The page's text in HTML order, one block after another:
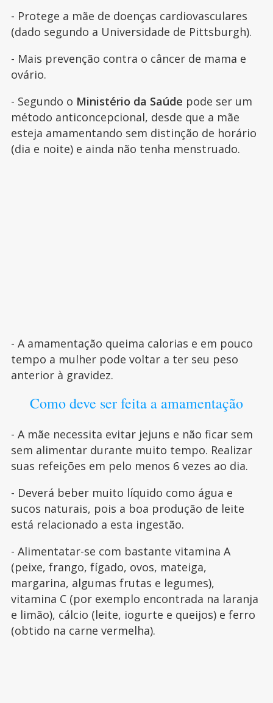
- Protege a mãe de doenças cardiovasculares
(dado segundo a Universidade de Pittsburgh).
- Mais prevenção contra o câncer de mama e
ovário.
- Segundo o Ministério da Saúde pode ser um
método anticoncepcional, desde que a mãe
esteja amamentando sem distinção de horário
(dia e noite) e ainda não tenha menstruado.
- A amamentação queima calorias e em pouco
tempo a mulher pode voltar a ter seu peso
anterior à gravidez.
Como deve ser feita a amamentação
- A mãe necessita evitar jejuns e não ficar sem
sem alimentar durante muito tempo. Realizar
suas refeições em pelo menos 6 vezes ao dia.
- Deverá beber muito líquido como água e
sucos naturais, pois a boa produção de leite
está relacionado a esta ingestão.
- Alimentatar-se com bastante vitamina A
(peixe, frango, fígado, ovos, mateiga,
margarina, algumas frutas e legumes),
vitamina C (por exemplo encontrada na laranja
e limão), cálcio (leite, iogurte e queijos) e ferro
(obtido na carne vermelha).